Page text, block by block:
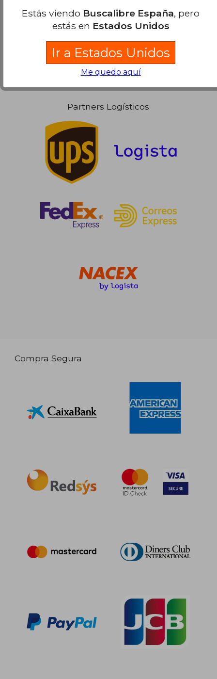
Ver más opiniones de clientes
Partners Logísticos
Compra Segura
Estás viendo Buscalibre España, pero
estás en Estados Unidos
Ir a Estados Unidos
Me quedo aquí